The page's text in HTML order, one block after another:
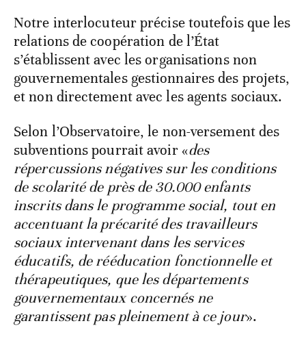
Notre interlocuteur précise toutefois que les
relations de coopération de l’État
s’établissent avec les organisations non
gouvernementales gestionnaires des projets,
et non directement avec les agents sociaux.
Selon l’Observatoire, le non-versement des
subventions pourrait avoir «des
répercussions négatives sur les conditions
de scolarité de près de 30.000 enfants
inscrits dans le programme social, tout en
accentuant la précarité des travailleurs
sociaux intervenant dans les services
éducatifs, de rééducation fonctionnelle et
thérapeutiques, que les départements
gouvernementaux concernés ne
garantissent pas pleinement à ce jour».